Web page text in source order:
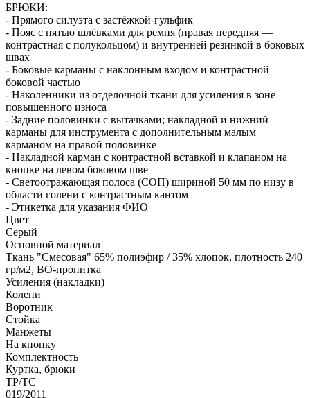
БРЮКИ:
- Прямого силуэта с застёжкой-гульфик
- Пояс с пятью шлёвками для ремня (правая передняя —
контрастная с полукольцом) и внутренней резинкой в боковых
швах
- Боковые карманы с наклонным входом и контрастной
боковой частью
- Наколенники из отделочной ткани для усиления в зоне
повышенного износа
- Задние половинки с вытачками; накладной и нижний
карманы для инструмента с дополнительным малым
карманом на правой половинке
- Накладной карман с контрастной вставкой и клапаном на
кнопке на левом боковом шве
- Светоотражающая полоса (СОП) шириной 50 мм по низу в
области голени с контрастным кантом
- Этикетка для указания ФИО
Цвет
Серый
Основной материал
Ткань "Смесовая" 65% полиэфир / 35% хлопок, плотность 240
гр/м2, ВО-пропитка
Усиления (накладки)
Колени
Воротник
Стойка
Манжеты
На кнопку
Комплектность
Куртка, брюки
ТР/ТС
019/2011